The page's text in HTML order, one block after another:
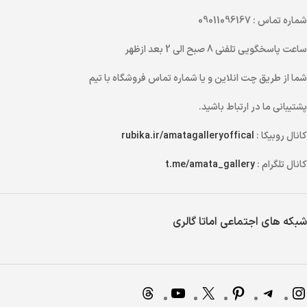
شماره تماس: 09011096167
ساعت پاسخگویی تلفنی
شما از طریقچت انلاینو یاشماره تماسفروشگاه با تیم
پشتیبانی ما در ارتباط باشید.
کانال روبیکا : rubika.ir/amatagalleryoffical
کانال تلگرام :t.me/amata_gallery
شبکه های اجتماعی اماتا گالری